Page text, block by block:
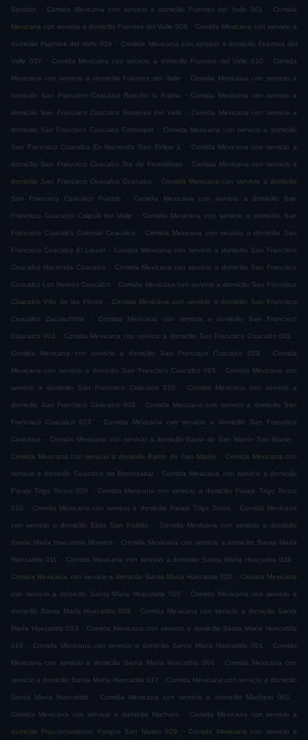
Sección . Comida Mexicana con servicio a domicilio Fuentes del Valle 001 . Comida
Mexicana con servicio a domicilio Fuentes del Valle 006 . Comida Mexicana con servicio a
domicilio Fuentes del Valle 029 . Comida Mexicana con servicio a domicilio Fuentes del
Valle 027 . Comida Mexicana con servicio a domicilio Fuentes del Valle 010 . Comida
Mexicana con servicio a domicilio Fuentes del Valle . Comida Mexicana con servicio a
domicilio San Francisco Coacalco Rancho la Palma . Comida Mexicana con servicio a
domicilio San Francisco Coacalco Bosques del Valle . Comida Mexicana con servicio a
domicilio San Francisco Coacalco Cosmopol . Comida Mexicana con servicio a domicilio
San Francisco Coacalco Ex Hacienda San Felipe 1 . Comida Mexicana con servicio a
domicilio San Francisco Coacalco 3ra de Periodistas . Comida Mexicana con servicio a
domicilio San Francisco Coacalco Coacalco . Comida Mexicana con servicio a domicilio
San Francisco Coacalco Pueblo . Comida Mexicana con servicio a domicilio San
Francisco Coacalco Calpulli del Valle . Comida Mexicana con servicio a domicilio San
Francisco Coacalco Colonial Coacalco . Comida Mexicana con servicio a domicilio San
Francisco Coacalco El Laurel . Comida Mexicana con servicio a domicilio San Francisco
Coacalco Hacienda Coacalco . Comida Mexicana con servicio a domicilio San Francisco
Coacalco Los Heroes Coacalco . Comida Mexicana con servicio a domicilio San Francisco
Coacalco Villa de las Flores . Comida Mexicana con servicio a domicilio San Francisco
Coacalco Zacuauhtitla . Comida Mexicana con servicio a domicilio San Francisco
Coacalco 004 . Comida Mexicana con servicio a domicilio San Francisco Coacalco 001 .
Comida Mexicana con servicio a domicilio San Francisco Coacalco 029 . Comida
Mexicana con servicio a domicilio San Francisco Coacalco 065 . Comida Mexicana con
servicio a domicilio San Francisco Coacalco 010 . Comida Mexicana con servicio a
domicilio San Francisco Coacalco 003 . Comida Mexicana con servicio a domicilio San
Francisco Coacalco 073 . Comida Mexicana con servicio a domicilio San Francisco
Coacalco . Comida Mexicana con servicio a domicilio Barrio de San Martín San Martin .
Comida Mexicana con servicio a domicilio Barrio de San Martín . Comida Mexicana con
servicio a domicilio Coacalco de Berriozabal . Comida Mexicana con servicio a domicilio
Paraje Trigo Tenco 009 . Comida Mexicana con servicio a domicilio Paraje Trigo Tenco
010 . Comida Mexicana con servicio a domicilio Paraje Trigo Tenco . Comida Mexicana
con servicio a domicilio Ejido San Pablito . Comida Mexicana con servicio a domicilio
Santa María Huecatitla Morelos . Comida Mexicana con servicio a domicilio Santa María
Huecatitla 011 . Comida Mexicana con servicio a domicilio Santa María Huecatitla 024 .
Comida Mexicana con servicio a domicilio Santa María Huecatitla 026 . Comida Mexicana
con servicio a domicilio Santa María Huecatitla 010 . Comida Mexicana con servicio a
domicilio Santa María Huecatitla 005 . Comida Mexicana con servicio a domicilio Santa
María Huecatitla 013 . Comida Mexicana con servicio a domicilio Santa María Huecatitla
016 . Comida Mexicana con servicio a domicilio Santa María Huecatitla 001 . Comida
Mexicana con servicio a domicilio Santa María Huecatitla 004 . Comida Mexicana con
servicio a domicilio Santa María Huecatitla 017 . Comida Mexicana con servicio a domicilio
Santa María Huecatitla . Comida Mexicana con servicio a domicilio Machero 001 .
Comida Mexicana con servicio a domicilio Machero . Comida Mexicana con servicio a
domicilio Fraccionamiento Parque San Mateo 029 . Comida Mexicana con servicio a